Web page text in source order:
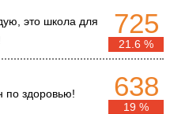
это школа для
725
21.6 %
по здоровью! 638
19 %